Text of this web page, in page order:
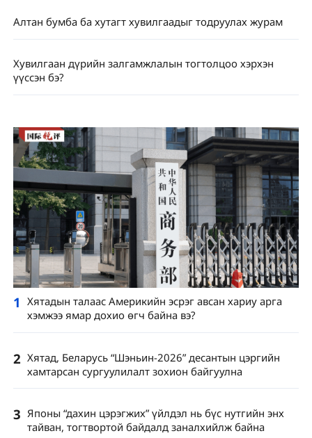
Алтан бумба ба хутагт хувилгаадыг тодруулах журам
Хувилгаан дүрийн залгамжлалын тогтолцоо хэрхэн
үүссэн бэ?
1 Хятадын талаас Америкийн эсрэг авсан хариу арга
хэмжээ ямар дохио өгч байна вэ?
2 Хятад, Беларусь “Шэньин-2026” десантын цэргийн
хамтарсан сургуулилалт зохион байгуулна
3 Японы “дахин цэрэгжих” үйлдэл нь бүс нутгийн энх
тайван, тогтвортой байдалд заналхийлж байна